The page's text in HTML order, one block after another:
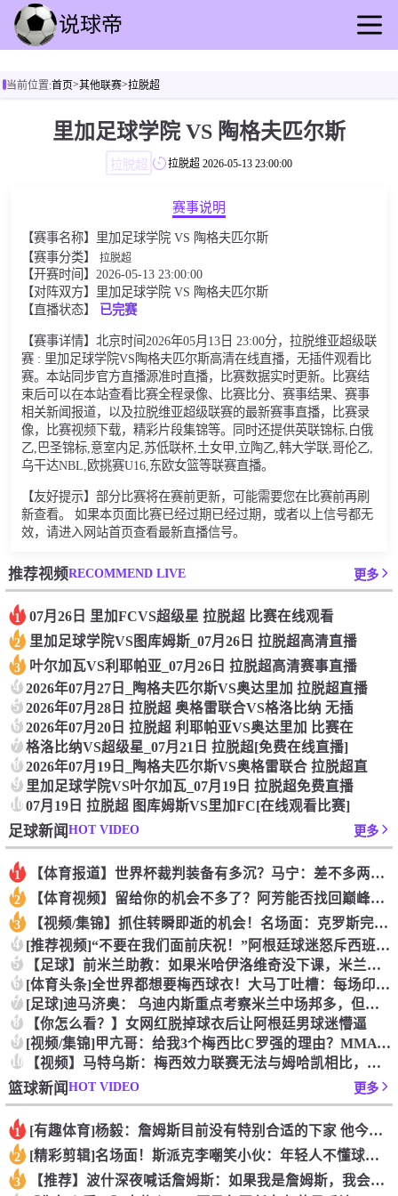
足球直播
篮球直播
足球录播
其他联赛
当前位置:首页>其他联赛>拉脱超
里加足球学院 VS 陶格夫匹尔斯
拉脱超 拉脱超 2026-05-13 23:00:00
赛事说明
【赛事名称】里加足球学院 VS 陶格夫匹尔斯
【赛事分类】 拉脱超
【开赛时间】2026-05-13 23:00:00
【对阵双方】里加足球学院 VS 陶格夫匹尔斯
【直播状态】
已完赛
【赛事详情】北京时间2026年05月13日 23:00分，拉脱维亚超级联
赛 : 里加足球学院VS陶格夫匹尔斯高清在线直播，无插件观看比
赛。本站同步官方直播源准时直播，比赛数据实时更新。比赛结
束后可以在本站查看比赛全程录像、比赛比分、赛事结果、赛事
相关新闻报道，以及拉脱维亚超级联赛的最新赛事直播，比赛录
像，比赛视频下载，精彩片段集锦等。同时还提供英联锦标,白俄
乙,巴圣锦标,意室内足,苏低联杯,土女甲,立陶乙,韩大学联,哥伦乙,
乌干达NBL,欧挑赛U16,东欧女篮等联赛直播。
【友好提示】部分比赛将在赛前更新，可能需要您在比赛前再刷
新查看。 如果本页面比赛已经过期已经过期，或者以上信号都无
效，请进入网站首页查看最新直播信号。
推荐视频RECOMMEND LIVE 更多
1 07月26日 里加FCVS超级星 拉脱超 比赛在线观看
2 里加足球学院VS图库姆斯_07月26日 拉脱超高清直播
3 叶尔加瓦VS利耶帕亚_07月26日 拉脱超高清赛事直播
4 2026年07月27日_陶格夫匹尔斯VS奥达里加 拉脱超直播
5 2026年07月28日 拉脱超 奥格雷联合VS格洛比纳 无插
6 2026年07月20日 拉脱超 利耶帕亚VS奥达里加 比赛在
7 格洛比纳VS超级星_07月21日 拉脱超[免费在线直播]
8 2026年07月19日_陶格夫匹尔斯VS奥格雷联合 拉脱超直
9 里加足球学院VS叶尔加瓦_07月19日 拉脱超免费直播
1007月19日 拉脱超 图库姆斯VS里加FC[在线观看比赛]
足球新闻HOT VIDEO 更多
1 【体育报道】世界杯裁判装备有多沉？马宁：差不多两三公斤
2 【体育视频】留给你的机会不多了？阿芳能否找回巅峰期的状态？
3 【视频/集锦】抓住转瞬即逝的机会！名场面：克罗斯完美传球助攻
4 [推荐视频]“不要在我们面前庆祝！”阿根廷球迷怒斥西班牙球迷
5 【足球】前米兰助教：如果米哈伊洛维奇没下课，米兰可以在201
6 [体育头条]全世界都想要梅西球衣！大马丁吐槽：每场印两三百件
7 [足球]迪马济奥： 乌迪内斯重点考察米兰中场邦多，但尚未展开
8 【你怎么看？】女网红脱掉球衣后让阿根廷男球迷懵逼
9 [视频/集锦]甲亢哥：给我3个梅西比C罗强的理由？MMA 选
10 【视频】马特乌斯：梅西效力联赛无法与姆哈凯相比，他们是在欧洲
篮球新闻HOT VIDEO 更多
1 [有趣体育]杨毅：詹姆斯目前没有特别合适的下家 他今夏最失策
2 [精彩剪辑]名场面！斯派克李嘲笑小伙：年轻人不懂球！我现场看
3 【推荐】波什深夜喊话詹姆斯：如果我是詹姆斯，我会选择迈阿密！